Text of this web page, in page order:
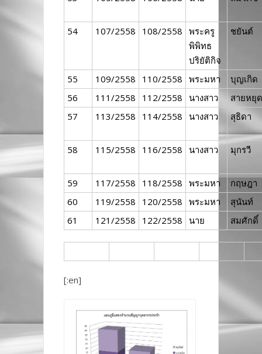
54 107/2558 108/2558 พระครู
พิพิทธ
ปริยัติกิจ
ชยันต์
55 109/2558 110/2558 พระมหา
บุญเกิด
56
111/2558 112/2558 นางสาว
สายหยุด
57
113/2558 114/2558 นางสาว สุธิดา
58 115/2558 116/2558 นางสาว มุกรวี
59 117/2558 118/2558 พระมหา
กฤษฎา
60
119/2558 120/2558 พระมหา
สุนันท์
61
121/2558 122/2558 นาย สมศักดิ์
[:en]